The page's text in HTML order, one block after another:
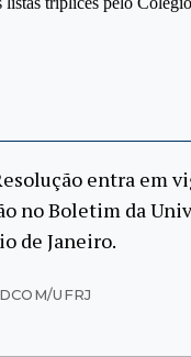
entra em
no Boletim da
de Janeiro.
UFRJ